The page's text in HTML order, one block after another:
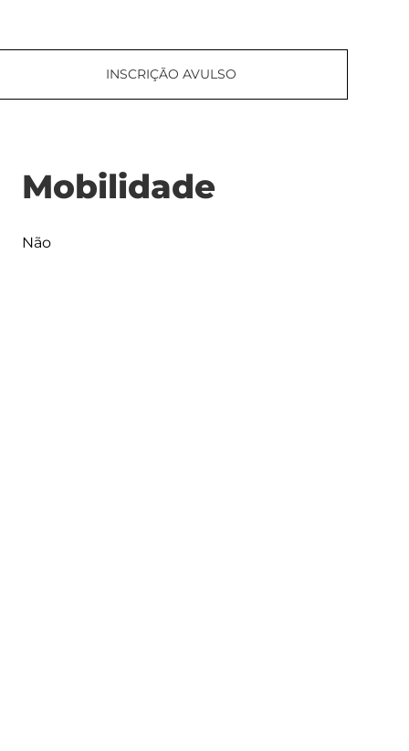
INSCRIÇÃO AVULSO
Mobilidade
Não